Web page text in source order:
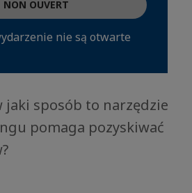
NON OUVERT
nie są otwarte
jaki sposób to narzędzie
pomaga pozyskiwać